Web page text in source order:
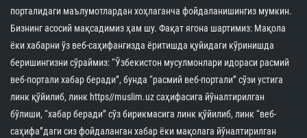
порталидаги маълумотлардан хоҳлаганча фойдаланишингиз мумкин.
Бизнинг асосий мақсадимиз ҳам шу. Фақат ягона шартимиз: Мақола
ёки хабарни ўз веб-саҳифангизда ёритишда қуйидаги кўринишда
беришингизни сўраймиз: “Ўзбекистон мусулмонлари идораси расмий
веб-портали хабар беради”, бунда “расмий веб-портали” сўзи устига
линк қўйилиб, линк https//muslim.uz саҳифасига йўналтирилган
бўлиши, “хабар беради” сўз бирикмасига линк қўйилиб, линк “веб-
саҳифа”даги сиз фойдаланган хабар ёки мақолага йўналтирилган